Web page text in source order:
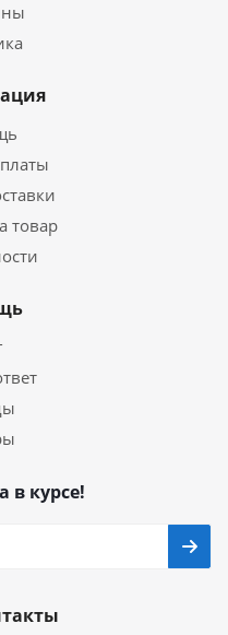
товар
в курсе!